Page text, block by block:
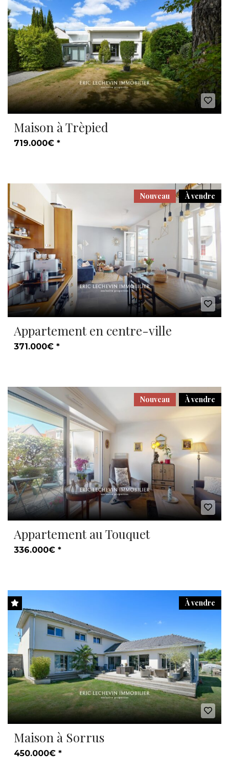
Maison à Trèpied
719.000€ *
À vendre
Nouveau
Appartement en centre-ville
371.000€ *
À vendre
Nouveau
Appartement au Touquet
336.000€ *
À vendre
Maison à Sorrus
450.000€ *